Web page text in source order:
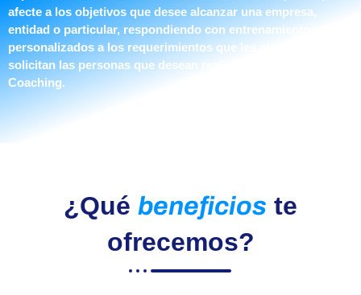
afecte a los objetivos que desee alcanzar una empresa,
entidad o particular, respondiendo con entrenamientos
personalizados a los requerimientos que les plantean y
solicitan las personas que desean realizar formación en
Coaching.
¿Qué beneficios te
ofrecemos?